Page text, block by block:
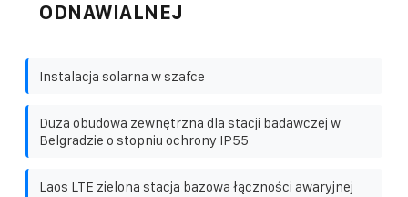
ODNAWIALNEJ
Instalacja solarna w szafce
Duża obudowa zewnętrzna dla stacji badawczej w
Belgradzie o stopniu ochrony IP55
Laos LTE zielona stacja bazowa łączności awaryjnej